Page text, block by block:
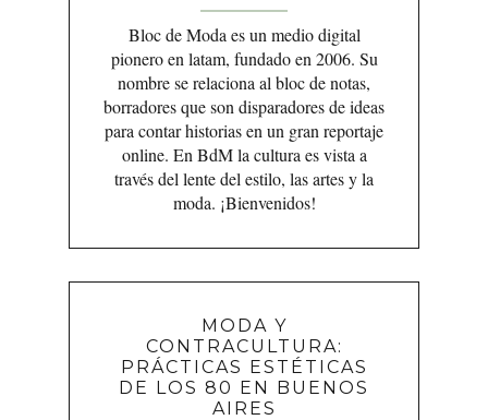
Bloc de Moda es un medio digital
pionero en latam, fundado en 2006. Su
nombre se relaciona al bloc de notas,
borradores que son disparadores de ideas
para contar historias en un gran reportaje
online. En BdM la cultura es vista a
través del lente del estilo, las artes y la
moda. ¡Bienvenidos!
MODA Y
CONTRACULTURA:
PRÁCTICAS ESTÉTICAS
DE LOS 80 EN BUENOS
AIRES